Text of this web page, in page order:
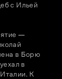
с Ильей
—
в Борю
в
К